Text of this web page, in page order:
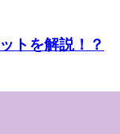
トを解説！？